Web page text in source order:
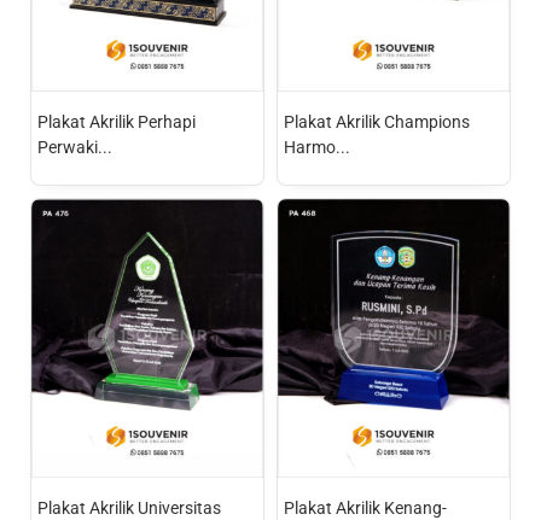
Plakat Akrilik Perhapi
Perwaki...
Plakat Akrilik Champions
Harmo...
Plakat Akrilik Universitas
Plakat Akrilik Kenang-